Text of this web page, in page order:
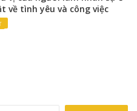
về tình yêu và công việc